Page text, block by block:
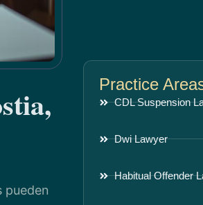
pueden
Practice
CDL Suspension
Dwi Lawyer
Habitual Offender